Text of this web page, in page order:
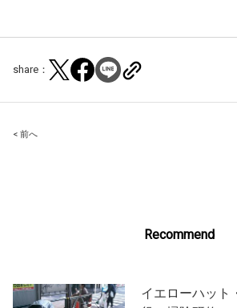
share：
Post
< 前へ
Recommend
イエローハット